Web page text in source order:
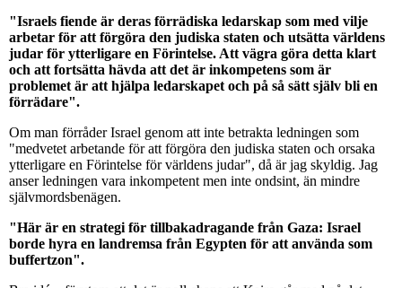
"Israels fiende är deras förrädiska ledarskap som med vilje
arbetar för att förgöra den judiska staten och utsätta världens
judar för ytterligare en Förintelse. Att vägra göra detta klart
och att fortsätta hävda att det är inkompetens som är
problemet är att hjälpa ledarskapet och på så sätt själv bli en
förrädare".
Om man förråder Israel genom att inte betrakta ledningen som
"medvetet arbetande för att förgöra den judiska staten och orsaka
ytterligare en Förintelse för världens judar", då är jag skyldig. Jag
anser ledningen vara inkompetent men inte ondsint, än mindre
självmordsbenägen.
"Här är en strategi för tillbakadragande från Gaza: Israel
borde hyra en landremsa från Egypten för att använda som
buffertzon".